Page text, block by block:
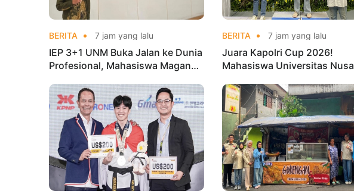
BERITA 7 jam yang lalu
IEP 3+1 UNM Buka Jalan ke Dunia
Profesional, Mahasiswa Magang
BERITA 7 jam yang lalu
Juara Kapolri Cup 2026!
Mahasiswa Universitas Nusa
di Kejurnas Taekwondo